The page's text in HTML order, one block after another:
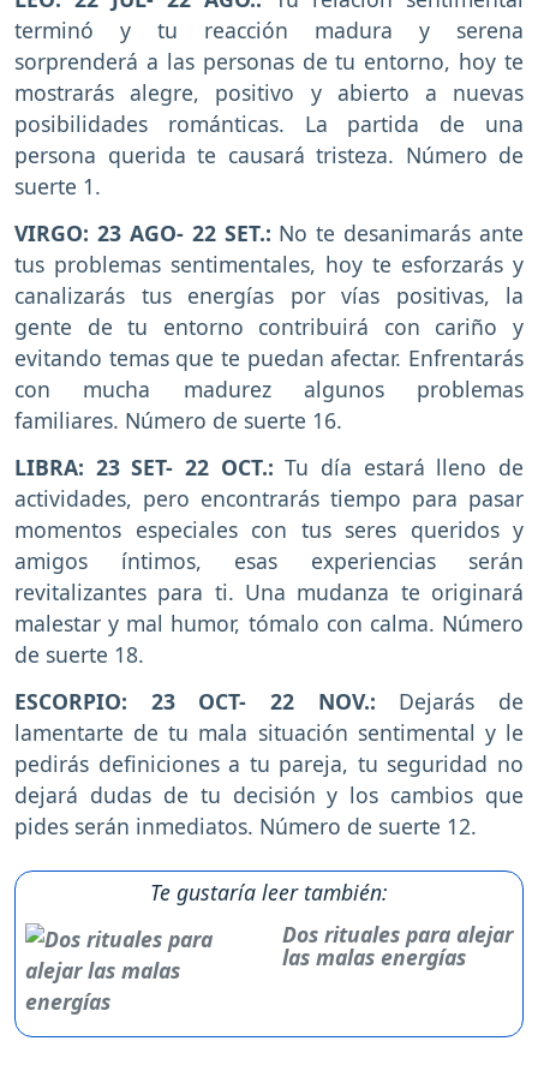
terminó y tu reacción madura y serena
sorprenderá a las personas de tu entorno, hoy te
mostrarás alegre, positivo y abierto a nuevas
posibilidades románticas. La partida de una
persona querida te causará tristeza. Número de
suerte 1.
VIRGO: 23 AGO- 22 SET.: No te desanimarás ante
tus problemas sentimentales, hoy te esforzarás y
canalizarás tus energías por vías positivas, la
gente de tu entorno contribuirá con cariño y
evitando temas que te puedan afectar. Enfrentarás
con mucha madurez algunos problemas
familiares. Número de suerte 16.
LIBRA: 23 SET- 22 OCT.:Tu día estará lleno de
actividades, pero encontrarás tiempo para pasar
momentos especiales con tus seres queridos y
amigos íntimos, esas experiencias serán
revitalizantes para ti. Una mudanza te originará
malestar y mal humor, tómalo con calma. Número
de suerte 18.
ESCORPIO: 23 OCT- 22 NOV.: Dejarás de
lamentarte de tu mala situación sentimental y le
pedirás definiciones a tu pareja, tu seguridad no
dejará dudas de tu decisión y los cambios que
pides serán inmediatos. Número de suerte 12.
Te gustaría leer también:
Dos rituales para alejar
las malas energías